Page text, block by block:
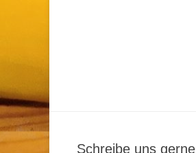
Schreibe uns gerne